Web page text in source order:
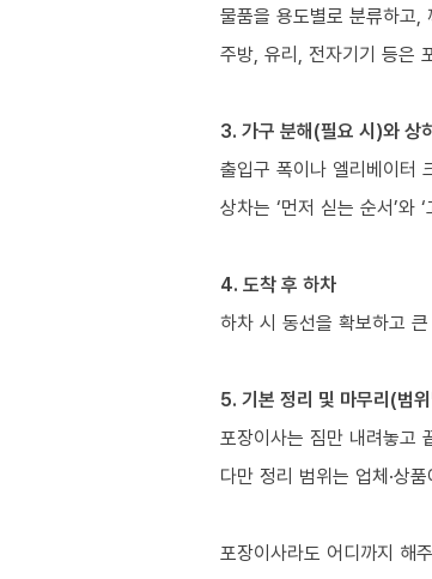
물품을 용도별로 분류하고,
주방, 유리, 전자기기 등은
3. 가구 분해(필요 시)와 상
출입구 폭이나 엘리베이터
상차는 ‘먼저 싣는 순서’와
4. 도착 후 하차
하차 시 동선을 확보하고
5. 기본 정리 및 마무리(범
포장이사는 짐만 내려놓고
다만 정리 범위는 업체·상
포장이사라도 어디까지 해